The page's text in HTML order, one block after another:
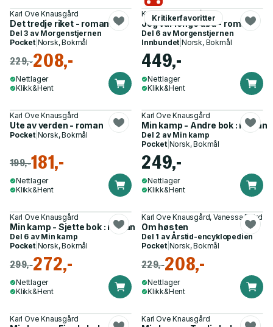
Karl Ove Knausgård
Det tredje riket - roman
Del 3 av Morgenstjernen
Pocket| Norsk, Bokmål
229,-208,-
Nettlager
Klikk&Hent
Kritikerfavoritter
Karl Ove Knausgård
Jeg var lenge død - roman
Del 6 av Morgenstjernen
Innbundet |Norsk, Bokmål
449,-
Nettlager
Klikk&Hent
Karl Ove Knausgård
Ute av verden - roman
Pocket| Norsk, Bokmål
199,-181,-
Nettlager
Klikk&Hent
Karl Ove Knausgård
Min kamp - Andre bok : roman
Del 2 av Min kamp
Pocket| Norsk, Bokmål
249,-
Nettlager
Klikk&Hent
Karl Ove Knausgård
Min kamp - Sjette bok : roman
Del 6 av Min kamp
Pocket| Norsk, Bokmål
299,-272,-
Nettlager
Klikk&Hent
Karl Ove Knausgård, Vanessa Baird
Om høsten
Del 1 avÅrstid-encyklopedien
Pocket| Norsk, Bokmål
229,-208,-
Nettlager
Klikk&Hent
Karl Ove Knausgård Karl Ove Knausgård